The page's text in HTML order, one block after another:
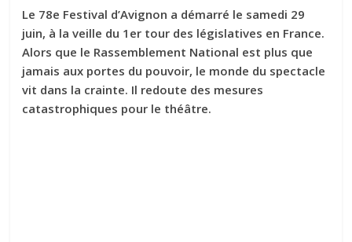
Le 78e Festival d’Avignon a démarré le samedi 29
juin, à la veille du 1er tour des législatives en France.
Alors que le Rassemblement National est plus que
jamais aux portes du pouvoir, le monde du spectacle
vit dans la crainte. Il redoute des mesures
catastrophiques pour le théâtre.